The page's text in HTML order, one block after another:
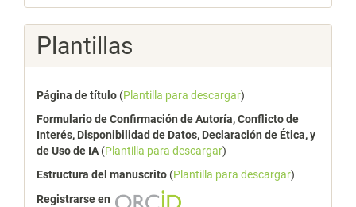
Plantillas
Página de título (Plantilla para descargar)
Formulario de Confirmación de Autoría, Conflicto de
Interés, Disponibilidad de Datos, Declaración de Ética, y
de Uso de IA (Plantilla para descargar)
Estructura del manuscrito (Plantilla para descargar)
Registrarse en